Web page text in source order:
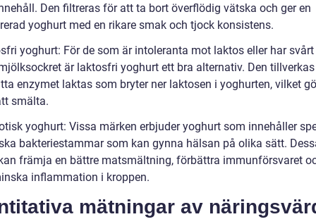
Den filtreras för att ta bort överflödig vätska och ger en
yoghurt med en rikare smak och tjock konsistens.
yoghurt: För de som är intoleranta mot laktos eller har
är laktosfri yoghurt ett bra alternativ. Den
enzymet laktas som bryter ner laktosen i yoghurten, vilket
smälta.
yoghurt: Vissa märken erbjuder yoghurt som innehåller
bakteriestammar som kan gynna hälsan på olika sätt.
främja en bättre matsmältning, förbättra immunförsvaret
inflammation i kroppen.
mätningar av